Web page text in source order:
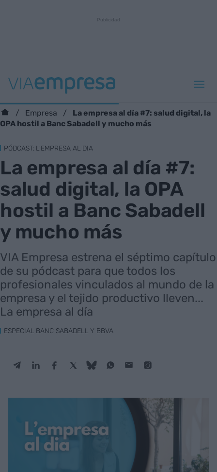
Empresa
La empresa al día #7: salud digital, la
OPA hostil a Banc Sabadell y mucho más
PÓDCAST: L'EMPRESA AL DIA
La empresa al día #7:
salud digital, la OPA
hostil a Banc Sabadell
y mucho más
VIA Empresa estrena el séptimo capítulo
de su pódcast para que todos los
profesionales vinculados al mundo de la
empresa y el tejido productivo lleven...
La empresa al día
ESPECIAL BANC SABADELL Y BBVA